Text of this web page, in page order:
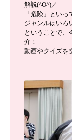
解説(^O^)／
「危険」とい
ジャンルはいろ
ということで、
介！
動画やクイズを